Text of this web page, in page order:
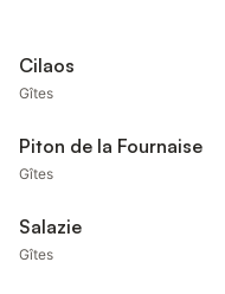
Cilaos
Gîtes
Piton de la Fournaise
Gîtes
Salazie
Gîtes